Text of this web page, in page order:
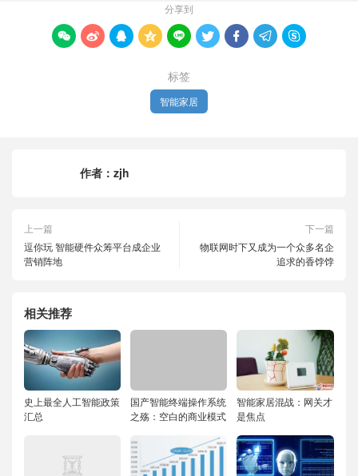
分享到
        
标签
智能家居
作者： zjh
上一篇
逗你玩 智能硬件众筹平台成企业
营销阵地
下一篇
物联网时下又成为一个众多名企
追求的香饽饽
相关推荐
史上最全人工智能政策
汇总
国产智能终端操作系统
之殇：空白的商业模式
智能家居混战：网关才
是焦点